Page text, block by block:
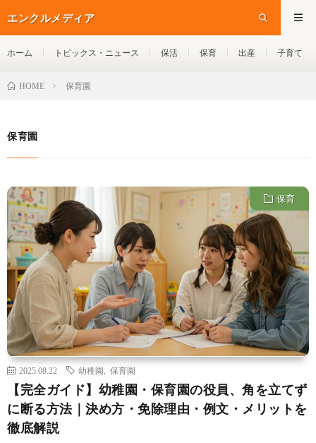
エンクルメディア
ホーム トピックス・ニュース 保活 保育 出産 子育て
HOME 保育園
保育園
保育
2025.08.22 幼稚園 保育園
【完全ガイド】幼稚園・保育園の役員、角を立てず
に断る方法｜決め方・免除理由・例文・メリットを
徹底解説